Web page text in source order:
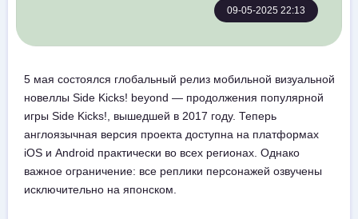
09-05-2025 22:13
5 мая состоялся глобальный релиз мобильной визуальной
новеллы Side Kicks! beyond — продолжения популярной
игры Side Kicks!, вышедшей в 2017 году. Теперь
англоязычная версия проекта доступна на платформах
iOS и Android практически во всех регионах. Однако
важное ограничение: все реплики персонажей озвучены
исключительно на японском.